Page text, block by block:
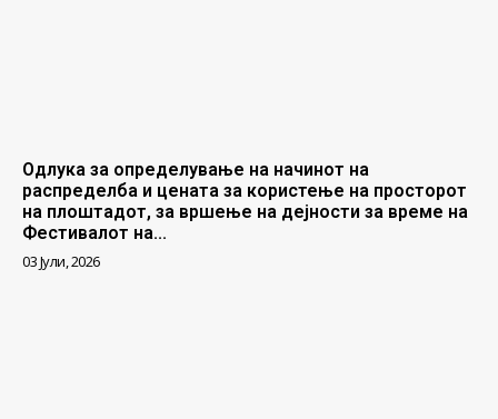
Одлука за определување на начинот на
распределба и цената за користење на просторот
на плоштадот, за вршење на дејности за време на
Фестивалот на...
03 Јули, 2026